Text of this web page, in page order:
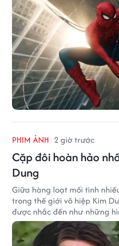
PHIM ẢNH 2 giờ trước
Cặp đôi hoàn hảo
Dung
Giữa hàng loạt mối tình
trong thế giới võ hiệp Kim
được nhắc đến như những
"viên mãn" nhất.